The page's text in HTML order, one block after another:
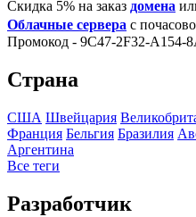
Скидка 5% на заказ домена
Облачные сервера с
Промокод - 9C47-2F32-A154-
Страна
США Швейцария
Франция Бельгия Бразилия
Аргентина
Все теги
Разработчик